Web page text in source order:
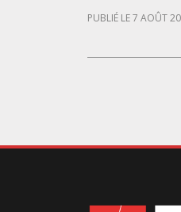
Psychiatrie.
personnes
PUBLIÉ LE 7 AOÛT